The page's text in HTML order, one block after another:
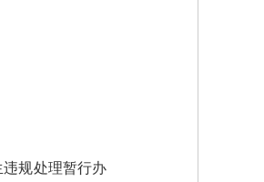
违规处理暂行办